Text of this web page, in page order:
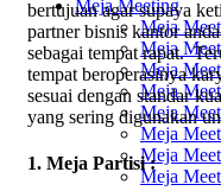
Meja Meeting
Meja
Meja
Meja
Meja
Meja
Meja
Meja
Meja
bertujuan agar supaya
partner bisnis kantor
sebagai tempat rapat.
tempat beroperasinya
sesuai dengan standar
yang sering digunakan
1. Meja Partisi :